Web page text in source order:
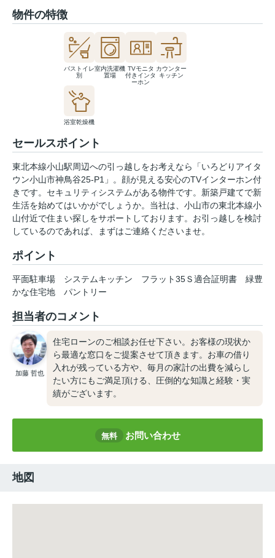
物件の特徴
バストイレ
別
室内洗濯機
置場
TVモニタ
付きインタ
ーホン
カウンター
キッチン
浴室乾燥機
セールスポイント
東北本線小山駅周辺への引っ越しをお考えなら「いろどりアイタ
ウン小山市神鳥谷25-P1」。顔が見える安心のTVインターホン付
きです。セキュリティシステムがある物件です。新築戸建てで新
生活を始めてはいかがでしょうか。当社は、小山市の東北本線小
山付近で住まい探しをサポートしております。お引っ越しを検討
しているのであれば、まずはご連絡くださいませ。
ポイント
平面駐車場 システムキッチン フラット35Ｓ適合証明書
緑豊
かな住宅地
パントリー
担当者のコメント
加藤 哲也
住宅ローンのご相談お任せ下さい。お客様の現状か
ら最適な窓口をご提案させて頂きます。お車の借り
入れが残っている方や、毎月の家計の出費を減らし
たい方にもご満足頂ける、圧倒的な知識と経験・実
績がございます。
無料 お問い合わせ
地図